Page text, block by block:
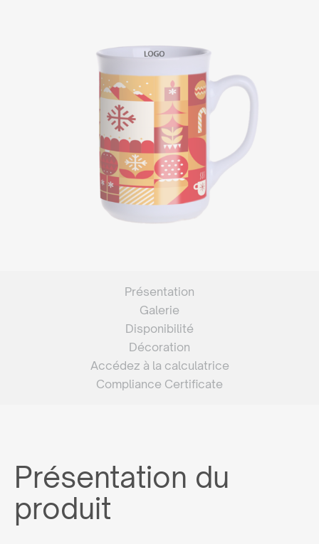
Présentation
Galerie
Disponibilité
Décoration
Accédez à la calculatrice
Compliance Certificate
Présentation du
produit